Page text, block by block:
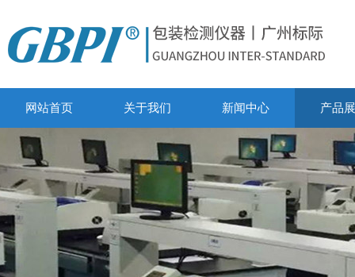
网站首页 关于我们 新闻中心 产品